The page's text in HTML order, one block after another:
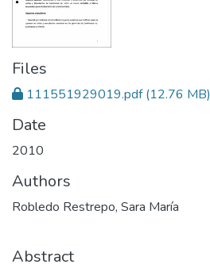
Files
111551929019.pdf(12.76 MB)
Date
2010
Authors
Robledo Restrepo, Sara María
Abstract